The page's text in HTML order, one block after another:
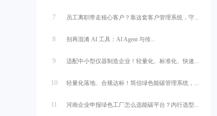
7 员工离职带走核心客户？靠这套客户管理系统，守...
8 别再混淆 AI 工具：AI Agent 与传...
9 适配中小型仪器制造企业！轻量化、标准化、快速...
10 轻量化落地、合规达标！简信绿色能碳管理系统，...
11 河南企业申报绿色工厂怎么选能碳平台？内行选型...